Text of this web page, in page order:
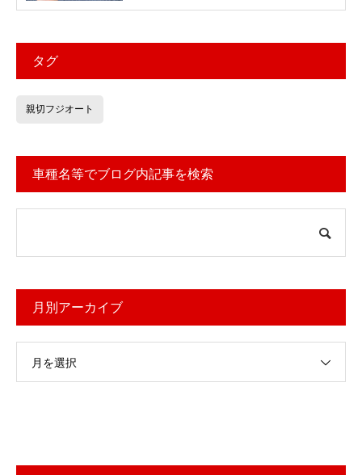
タグ
親切フジオート
車種名等でブログ内記事を検索
月別アーカイブ
月を選択